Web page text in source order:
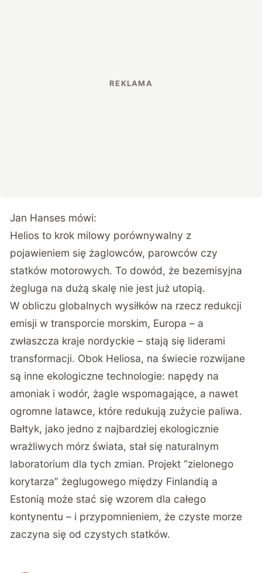
Jan Hanses mówi:
Helios to krok milowy porównywalny z
pojawieniem się żaglowców, parowców czy
statków motorowych. To dowód, że bezemisyjna
żegluga na dużą skalę nie jest już utopią.
W obliczu globalnych wysiłków na rzecz redukcji
emisji w transporcie morskim, Europa – a
zwłaszcza kraje nordyckie – stają się liderami
transformacji. Obok Heliosa, na świecie rozwijane
są inne ekologiczne technologie: napędy na
amoniak i wodór, żagle wspomagające, a nawet
ogromne latawce, które redukują zużycie paliwa.
Bałtyk, jako jedno z najbardziej ekologicznie
wrażliwych mórz świata, stał się naturalnym
laboratorium dla tych zmian. Projekt “zielonego
korytarza” żeglugowego między Finlandią a
Estonią może stać się wzorem dla całego
kontynentu – i przypomnieniem, że czyste morze
zaczyna się od czystych statków.